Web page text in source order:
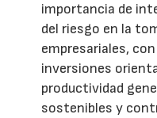
importancia de
del riesgo en la
empresariales,
inversiones
productividad
sostenibles y